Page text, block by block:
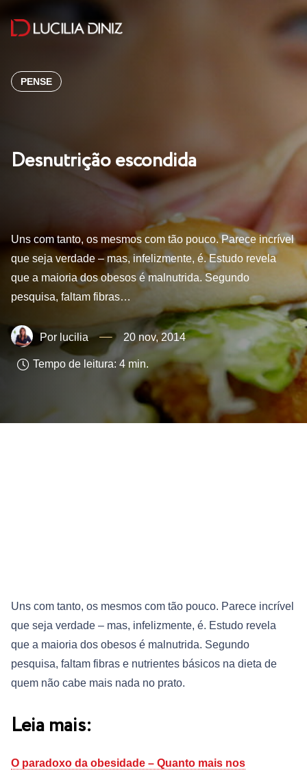
PENSE
Desnutrição escondida
Uns com tanto, os mesmos com tão pouco. Parece incrível
que seja verdade – mas, infelizmente, é. Estudo revela
que a maioria dos obesos é malnutrida. Segundo
pesquisa, faltam fibras…
lucilia 20 nov, 2014
Tempo de leitura: 4 min.
Uns com tanto, os mesmos com tão pouco. Parece incrível
que seja verdade – mas, infelizmente, é. Estudo revela
que a maioria dos obesos é malnutrida. Segundo
pesquisa, faltam fibras e nutrientes básicos na dieta de
quem não cabe mais nada no prato.
Leia mais:
O paradoxo da obesidade – Quanto mais nos